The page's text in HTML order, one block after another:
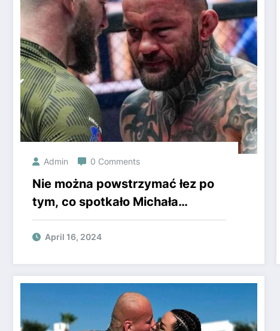
Admin 0 Comments
Nie można powstrzymać łez po
tym, co spotkało Michała
Materlę. Tego nie mógł się
spodziewać, wyjątkowa chwila
April 16, 2024